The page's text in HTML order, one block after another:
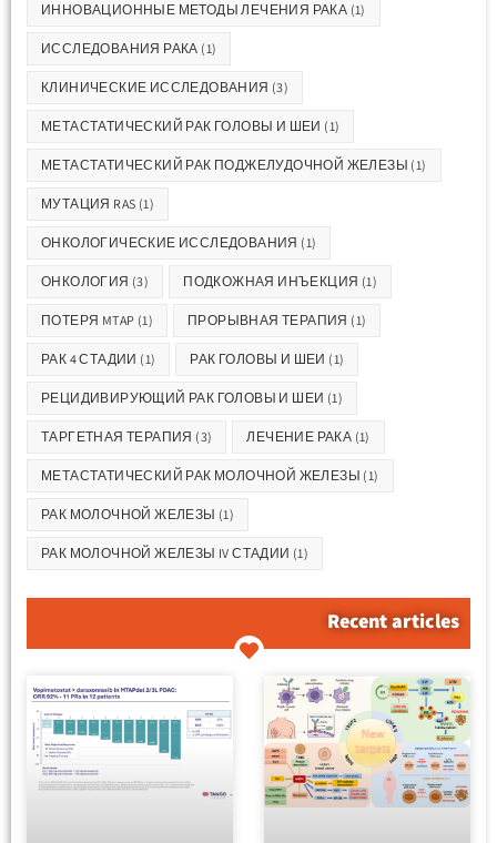
ИННОВАЦИОННЫЕ МЕТОДЫ ЛЕЧЕНИЯ РАКА (1)
ИССЛЕДОВАНИЯ РАКА (1)
КЛИНИЧЕСКИЕ ИССЛЕДОВАНИЯ (3)
МЕТАСТАТИЧЕСКИЙ РАК ГОЛОВЫ И ШЕИ (1)
МЕТАСТАТИЧЕСКИЙ РАК ПОДЖЕЛУДОЧНОЙ ЖЕЛЕЗЫ (1)
МУТАЦИЯ RAS (1)
ОНКОЛОГИЧЕСКИЕ ИССЛЕДОВАНИЯ (1)
ОНКОЛОГИЯ (3) ПОДКОЖНАЯ ИНЪЕКЦИЯ (1)
ПОТЕРЯ MTAP (1) ПРОРЫВНАЯ ТЕРАПИЯ (1)
РАК 4 СТАДИИ (1) РАК ГОЛОВЫ И ШЕИ (1)
РЕЦИДИВИРУЮЩИЙ РАК ГОЛОВЫ И ШЕИ (1)
ТАРГЕТНАЯ ТЕРАПИЯ (3) ЛЕЧЕНИЕ РАКА (1)
МЕТАСТАТИЧЕСКИЙ РАК МОЛОЧНОЙ ЖЕЛЕЗЫ (1)
РАК МОЛОЧНОЙ ЖЕЛЕЗЫ (1)
РАК МОЛОЧНОЙ ЖЕЛЕЗЫ IV СТАДИИ (1)
Recent articles